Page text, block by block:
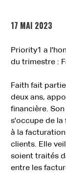
17 MAI 2023
Priority1 a
du trimestre :
Faith fait
deux ans,
financière.
s'occupe de la
à la
clients. Elle
soient traités
entre les